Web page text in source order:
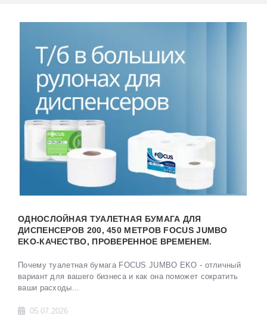
ОДНОСЛОЙНАЯ ТУАЛЕТНАЯ БУМАГА ДЛЯ
ДИСПЕНСЕРОВ 200, 450 МЕТРОВ FOCUS JUMBO
EKO-КАЧЕСТВО, ПРОВЕРЕННОЕ ВРЕМЕНЕМ.
Почему туалетная бумага FOCUS JUMBO EKO - отличный
вариант для вашего бизнеса и как она поможет сократить
ваши расходы...
05.07.2026